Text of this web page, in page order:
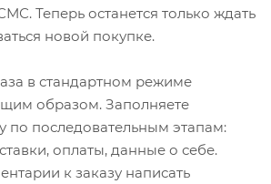
Теперь останется только ждать
новой покупке.
в стандартном режиме
образом. Заполняете
по последовательным этапам:
оплаты, данные о себе.
к заказу написать